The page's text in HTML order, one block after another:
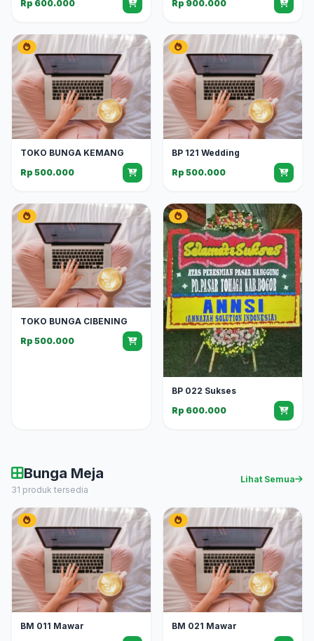
Rp 600.000
Rp 900.000
TOKO BUNGA KEMANG
Rp 500.000
BP 121 Wedding
Rp 500.000
TOKO BUNGA CIBENING
Rp 500.000
BP 022 Sukses
Rp 600.000
Bunga Meja
31 produk tersedia
Lihat Semua
BM 011 Mawar
BM 021 Mawar